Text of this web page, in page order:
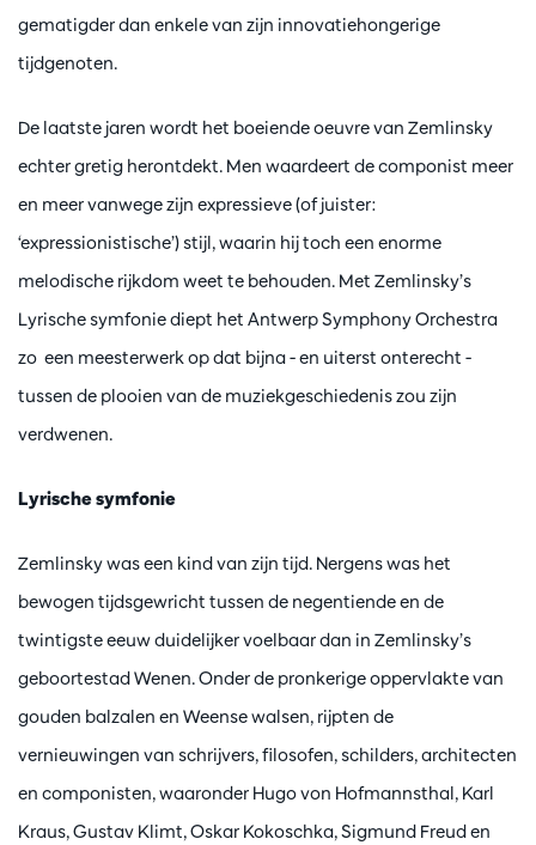
gematigder dan enkele van zijn innovatiehongerige
tijdgenoten.
De laatste jaren wordt het boeiende oeuvre van Zemlinsky
echter gretig herontdekt. Men waardeert de componist meer
en meer vanwege zijn expressieve (of juister:
‘expressionistische’) stijl, waarin hij toch een enorme
melodische rijkdom weet te behouden. Met Zemlinsky’s
Lyrische symfonie diept het Antwerp Symphony Orchestra
zo een meesterwerk op dat bijna - en uiterst onterecht -
tussen de plooien van de muziekgeschiedenis zou zijn
verdwenen.
Lyrische symfonie
Zemlinsky was een kind van zijn tijd. Nergens was het
bewogen tijdsgewricht tussen de negentiende en de
twintigste eeuw duidelijker voelbaar dan in Zemlinsky’s
geboortestad Wenen. Onder de pronkerige oppervlakte van
gouden balzalen en Weense walsen, rijpten de
vernieuwingen van schrijvers, filosofen, schilders, architecten
en componisten, waaronder Hugo von Hofmannsthal, Karl
Kraus, Gustav Klimt, Oskar Kokoschka, Sigmund Freud en